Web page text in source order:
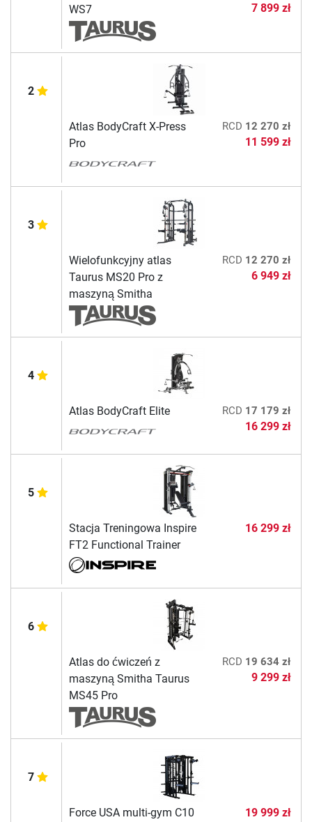
WS7
7 899 zł
2
Atlas BodyCraft X-Press
Pro
RCD 12 270 zł
11 599 zł
3
Wielofunkcyjny atlas
Taurus MS20 Pro z
maszyną Smitha
RCD 12 270 zł
6 949 zł
4
Atlas BodyCraft Elite RCD 17 179 zł
16 299 zł
5
Stacja Treningowa Inspire
FT2 Functional Trainer
16 299 zł
6
Atlas do ćwiczeń z
maszyną Smitha Taurus
MS45 Pro
RCD 19 634 zł
9 299 zł
7
Force USA multi-gym C10 19 999 zł